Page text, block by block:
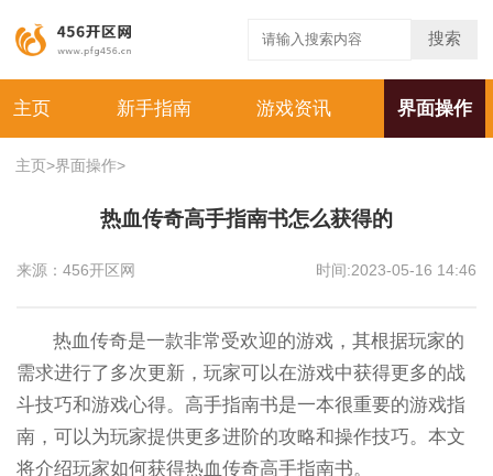
搜索
主页 新手指南 游戏资讯 界面操作
主页>界面操作>
热血传奇高手指南书怎么获得的
来源：456开区网 时间:2023-05-16 14:46
热血传奇是一款非常受欢迎的游戏，其根据玩家的
需求进行了多次更新，玩家可以在游戏中获得更多的战
斗技巧和游戏心得。高手指南书是一本很重要的游戏指
南，可以为玩家提供更多进阶的攻略和操作技巧。本文
将介绍玩家如何获得热血传奇高手指南书。